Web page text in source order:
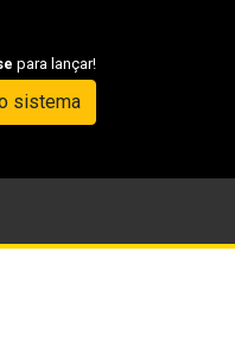
para lançar!
sistema